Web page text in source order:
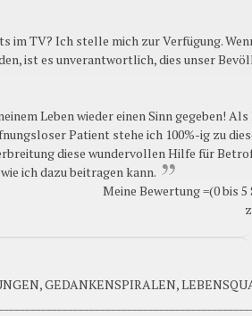
im TV? Ich stelle mich zur Verfügung.
ist es unverantwortlich, dies unser
Leben wieder einen Sinn gegeben!
Patient stehe ich 100%-ig zu
diese wundervollen Hilfe für
ich dazu beitragen kann.
Meine Bewertung =(0 bis
GEDANKENSPIRALEN,